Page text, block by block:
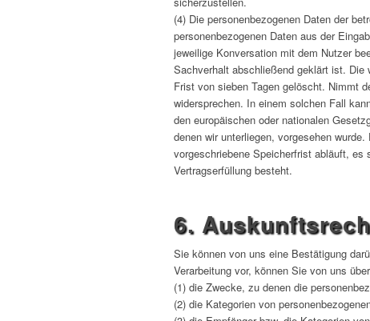
(4) Die personenbezogenen Daten der
personenbezogenen Daten aus der
jeweilige Konversation mit dem Nutzer
Sachverhalt abschließend geklärt ist. Die
Frist von sieben Tagen gelöscht. Nimmt
widersprechen. In einem solchen Fall
den europäischen oder nationalen
denen wir unterliegen, vorgesehen
vorgeschriebene Speicherfrist abläuft, es
Vertragserfüllung besteht.
6.
Sie können von uns eine Bestätigung
Verarbeitung vor, können Sie von uns
(1) die Zwecke, zu denen die
(2) die Kategorien von